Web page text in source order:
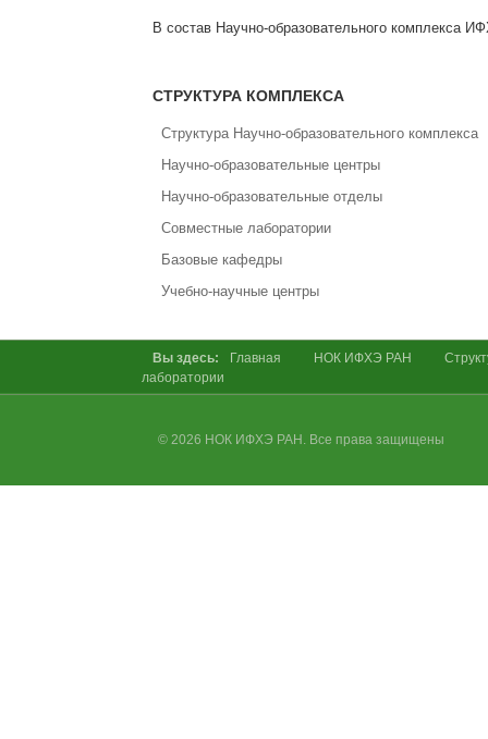
В состав Научно-образовательного комплекса
СТРУКТУРА КОМПЛЕКСА
Структура Научно-образовательного комплекса
Научно-образовательные центры
Научно-образовательные отделы
Совместные лаборатории
Базовые кафедры
Учебно-научные центры
Вы здесь: Главная НОК ИФХЭ РАН
лаборатории
© 2026 НОК ИФХЭ РАН. Все права защищены